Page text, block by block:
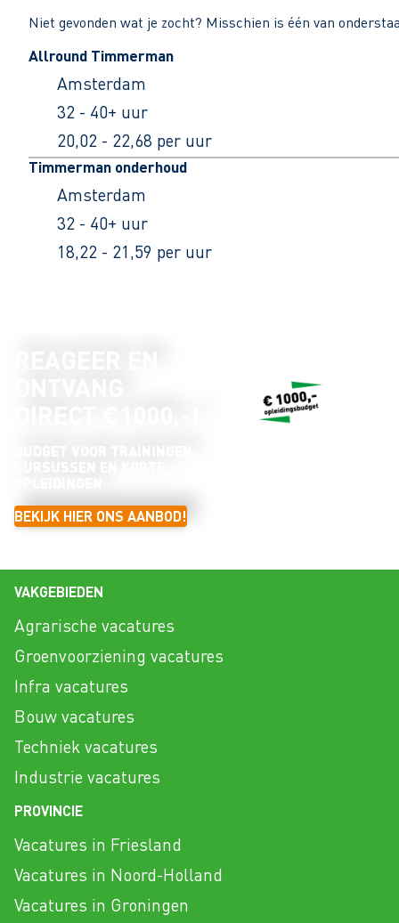
Niet gevonden wat je zocht? Misschien is één van
Allround Timmerman
Amsterdam
32 - 40+ uur
20,02 - 22,68 per uur
Timmerman onderhoud
Amsterdam
32 - 40+ uur
18,22 - 21,59 per uur
BEKIJK HIER ONS AANBOD!
VAKGEBIEDEN
Agrarische vacatures
Groenvoorziening vacatures
Infra vacatures
Bouw vacatures
Techniek vacatures
Industrie vacatures
PROVINCIE
Vacatures in Friesland
Vacatures in Noord-Holland
Vacatures in Groningen